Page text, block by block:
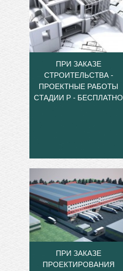
ПРИ ЗАКАЗЕ
СТРОИТЕЛЬСТВА -
ПРОЕКТНЫЕ РАБОТЫ
СТАДИИ Р - БЕСПЛАТНО
ПРИ ЗАКАЗЕ
ПРОЕКТИРОВАНИЯ